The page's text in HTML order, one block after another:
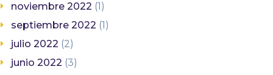
noviembre 2022 (1)
septiembre 2022 (1)
julio 2022 (2)
junio 2022 (3)